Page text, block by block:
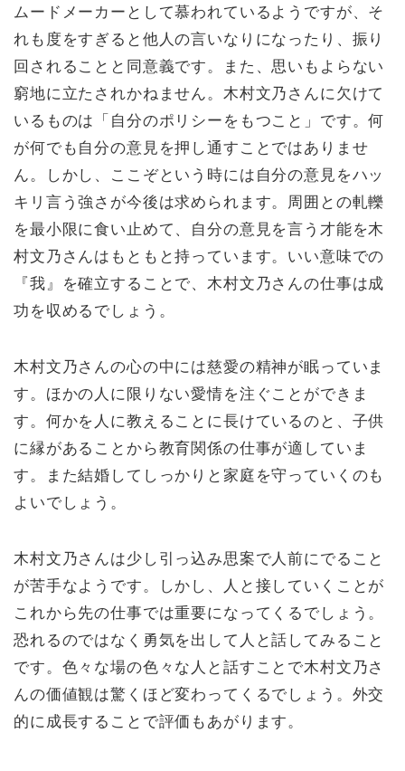
ムードメーカーとして慕われているようですが、そ
れも度をすぎると他人の言いなりになったり、振り
回されることと同意義です。また、思いもよらない
窮地に立たされかねません。木村文乃さんに欠けて
いるものは「自分のポリシーをもつこと」です。何
が何でも自分の意見を押し通すことではありませ
ん。しかし、ここぞという時には自分の意見をハッ
キリ言う強さが今後は求められます。周囲との軋轢
を最小限に食い止めて、自分の意見を言う才能を木
村文乃さんはもともと持っています。いい意味での
『我』を確立することで、木村文乃さんの仕事は成
功を収めるでしょう。
木村文乃さんの心の中には慈愛の精神が眠っていま
す。ほかの人に限りない愛情を注ぐことができま
す。何かを人に教えることに長けているのと、子供
に縁があることから教育関係の仕事が適していま
す。また結婚してしっかりと家庭を守っていくのも
よいでしょう。
木村文乃さんは少し引っ込み思案で人前にでること
が苦手なようです。しかし、人と接していくことが
これから先の仕事では重要になってくるでしょう。
恐れるのではなく勇気を出して人と話してみること
です。色々な場の色々な人と話すことで木村文乃さ
んの価値観は驚くほど変わってくるでしょう。外交
的に成長することで評価もあがります。